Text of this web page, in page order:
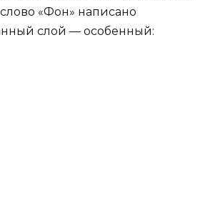
«Фон» написано
слой — особенный: